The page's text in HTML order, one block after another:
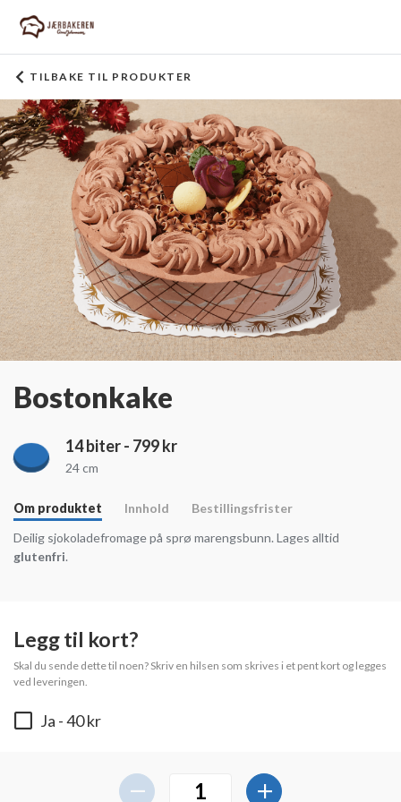
TILBAKE TIL PRODUKTER
Bostonkake
14 biter - 799 kr
24 cm
Om produktet Innhold
Bestillingsfrister
Deilig sjokoladefromage på sprø marengsbunn. Lages alltid
glutenfri.
Legg til kort?
Skal du sende dette til noen? Skriv en hilsen som skrives i et pent kort og legges
ved leveringen.
Ja - 40 kr